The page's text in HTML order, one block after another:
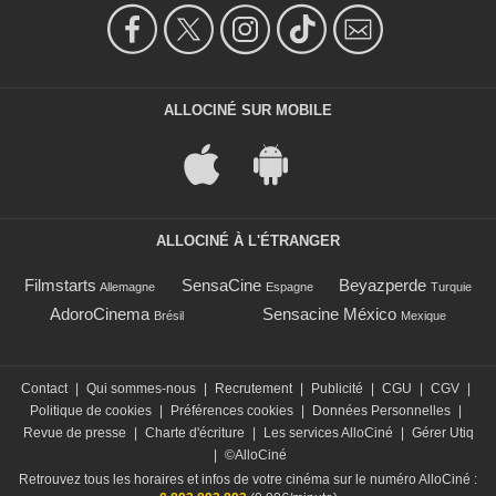
ALLOCINÉ SUR MOBILE
ALLOCINÉ À L'ÉTRANGER
Filmstarts Allemagne SensaCine Espagne Beyazperde Turquie
AdoroCinema Brésil Sensacine México Mexique
Contact Qui sommes-nous Recrutement Publicité CGU CGV
Politique de cookies
Préférences cookies Données Personnelles
Revue de presse
Charte d'écriture Les services AlloCiné
Gérer Utiq
©AlloCiné
Retrouvez tous les horaires et infos de votre cinéma sur le numéro AlloCiné :